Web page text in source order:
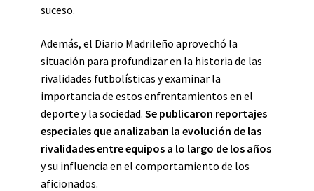
suceso.
Además, el Diario Madrileño aprovechó la
situación para profundizar en la historia de las
rivalidades futbolísticas y examinar la
importancia de estos enfrentamientos en el
deporte y la sociedad. Se publicaron reportajes
especiales que analizaban la evolución de las
rivalidades entre equipos a lo largo de los años
y su influencia en el comportamiento de los
aficionados.